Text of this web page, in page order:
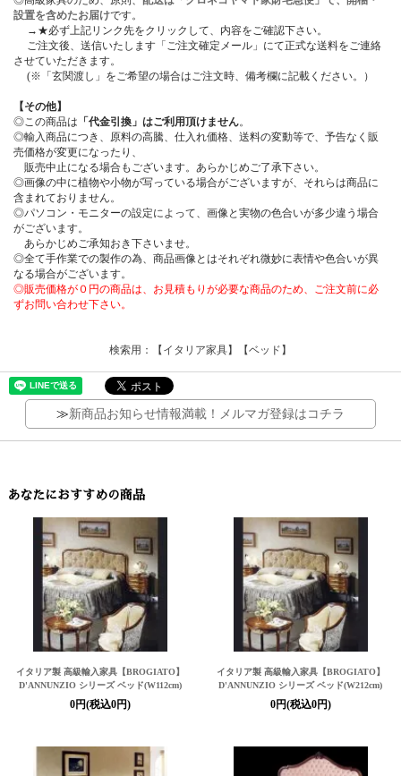
設置を含めたお届けです。
→★必ず上記リンク先をクリックして、内容をご確認下さい。
ご注文後、送信いたします「ご注文確定メール」にて正式な送料をご連絡
させていただきます。
(※「玄関渡し」をご希望の場合はご注文時、備考欄に記載ください。）
【その他】
◎この商品は 「代金引換」はご利用頂けません。
◎輸入商品につき、原料の高騰、仕入れ価格、送料の変動等で、予告なく販
売価格が変更になったり、
販売中止になる場合もございます。あらかじめご了承下さい。
◎画像の中に植物や小物が写っている場合がございますが、それらは商品に
含まれておりません。
◎パソコン・モニターの設定によって、画像と実物の色合いが多少違う場合
がございます。
あらかじめご承知おき下さいませ。
◎全て手作業での製作の為、商品画像とはそれぞれ微妙に表情や色合いが異
なる場合がございます。
◎販売価格が０円の商品は、お見積もりが必要な商品のため、ご注文前に必
ずお問い合わせ下さい。
検索用：【イタリア家具】【ベッド】
≫新商品お知らせ情報満載！メルマガ登録はコチラ
あなたにおすすめの商品
イタリア製 高級輸入家具【BROGIATO】
D'ANNUNZIO シリーズ ベッド(W112cm)
0円(税込0円)
イタリア製 高級輸入家具【BROGIATO】
D'ANNUNZIO シリーズ ベッド(W212cm)
0円(税込0円)